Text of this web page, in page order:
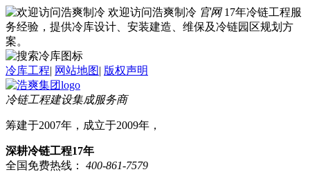
欢迎访问浩爽制冷 官网 17年冷链工程服
务经验，提供冷库设计、安装建造、维保及冷链园区规划方
案。
冷库工程| 网站地图| 版权声明
冷链工程建设集成服务商
筹建于2007年，成立于2009年，
深耕冷链工程17年
全国免费热线：
400-861-7579